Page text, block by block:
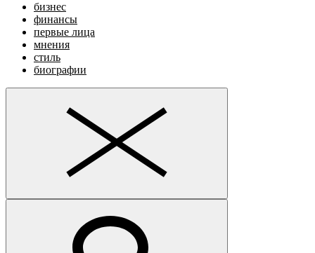
бизнес
финансы
первые лица
мнения
стиль
биографии